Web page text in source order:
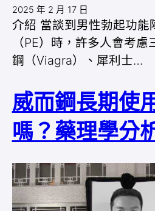
2025 年 2 月 17 日
介紹 當談到男性勃起功能
（PE）時，許多人會考
鋼（Viagra）、犀利士…
威而鋼長期使
嗎？藥理學分